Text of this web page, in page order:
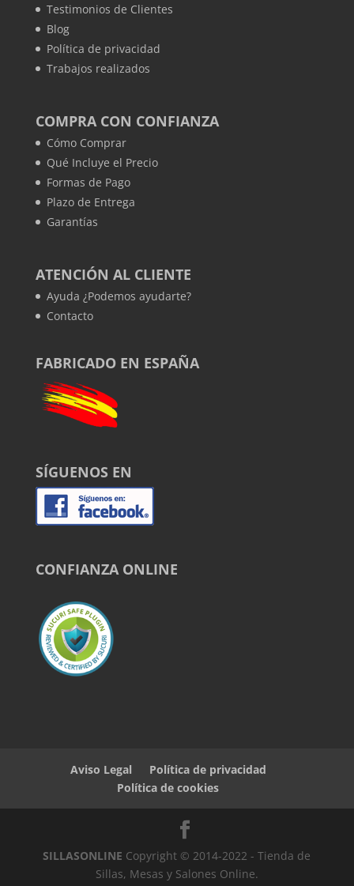
Testimonios de Clientes
Blog
Política de privacidad
Trabajos realizados
COMPRA CON CONFIANZA
Cómo Comprar
Qué Incluye el Precio
Formas de Pago
Plazo de Entrega
Garantías
ATENCIÓN AL CLIENTE
Ayuda ¿Podemos ayudarte?
Contacto
FABRICADO EN ESPAÑA
SÍGUENOS EN
CONFIANZA ONLINE
Aviso Legal
Política de privacidad
Política de cookies
SILLASONLINE Copyright © 2014-2022 - Tienda de
Sillas, Mesas y Salones Online.